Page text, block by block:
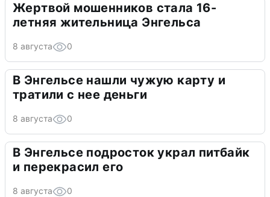
Жертвой мошенников стала 16-
летняя жительница Энгельса
8 августа 0
В Энгельсе нашли чужую карту и
тратили с нее деньги
8 августа 0
В Энгельсе подросток украл питбайк
и перекрасил его
8 августа 0